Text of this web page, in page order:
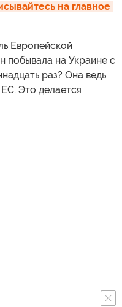
на главное
Европейской
побывала на Украине с
раз? Она ведь
Это делается